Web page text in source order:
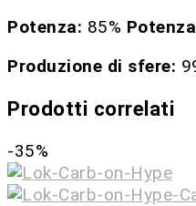
Potenza: 85%
Produzione di sfere:
Prodotti correlati
-35%